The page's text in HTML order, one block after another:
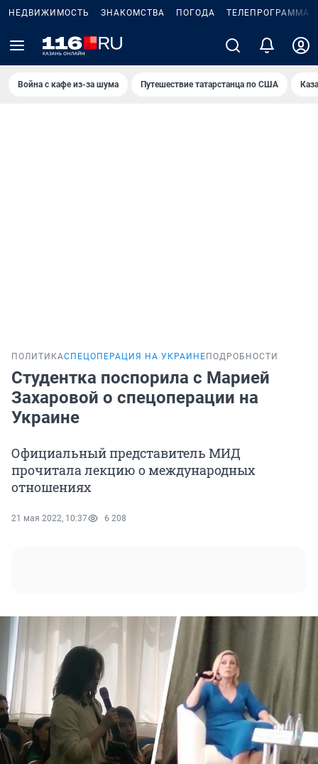
НЕДВИЖИМОСТЬ ЗНАКОМСТВА ПОГОДА ТЕЛЕПРОГРАММА
Война с кафе из-за шума Путешествие татарстанца по США
ПОЛИТИКАСПЕЦОПЕРАЦИЯ НА УКРАИНЕ ПОДРОБНОСТИ
Студентка поспорила с Марией
Захаровой о спецоперации на
Украине
Официальный представитель МИД
прочитала лекцию о международных
отношениях
21 мая 2022, 10:37 6 208